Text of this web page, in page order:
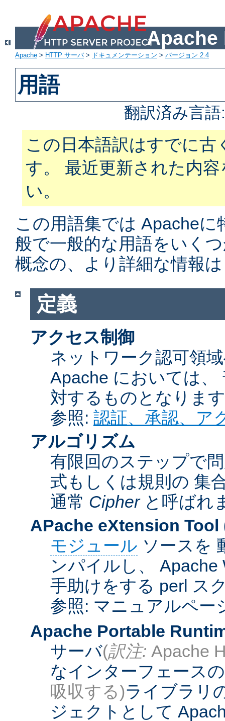
Apache
Apache > HTTP サーバ> ドキュメンテーション > バージョン 2.4
用語
翻訳済み言
この日本語訳はすでに
す。 最近更新された内
い。
この用語集では Apache
般で一般的な用語をいく
概念の、より詳細な情報
定義
アクセス制御
ネットワーク認可領
Apache においては
対するものとなりま
参照: 認証、承認、ア
アルゴリズム
有限回のステップで
式もしくは規則の 集
通常 Cipherと呼ばれ
APache eXtension Tool
モジュール ソースを
ンパイルし、
手助けをする perl ス
参照: マニュアルペー
Apache Portable
サーバ(訳注: Apache
なインターフェース
吸収する)ライブラリ
ジェクトとして